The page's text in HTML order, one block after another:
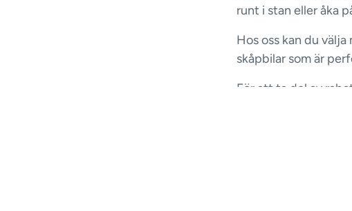
runt i stan eller åka
Hos oss kan du
skåpbilar som är
För att ta del av